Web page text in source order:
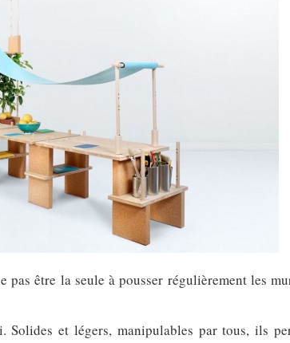
être la seule à pousser régulièrement les
Solides et légers, manipulables par tous, ils